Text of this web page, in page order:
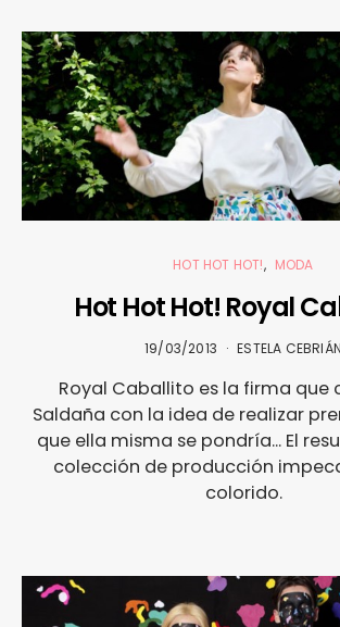
HOT HOT HOT! MODA
Hot Hot Hot! Royal
19/03/2013 ESTELA CEBRIÁN
Royal Caballito es la firma que
Saldaña con la idea de realizar
que ella misma se pondría... El
colección de producción
colorido.